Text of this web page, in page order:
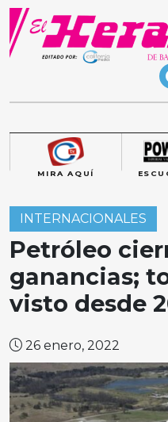
Skip
content
MIRA AQUÍ
INTERNACIONALES
Petróleo
ganancias;
visto desde
26 enero, 2022